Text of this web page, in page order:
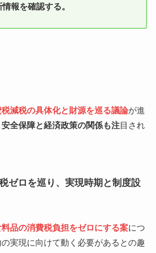
情報を確認する。
減税の具体化と財源を巡る議論が進
全保障と経済政策の関係も注目され
ゼロを巡り、実現時期と制度設
品の消費税負担をゼロにする案につ
実現に向けて動く必要があるとの趣